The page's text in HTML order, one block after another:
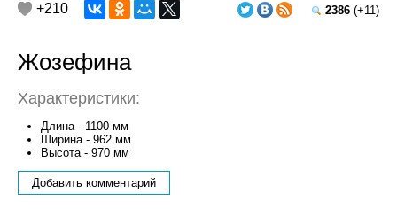
2386 (+11)
+210
Жозефина
Характеристики:
Длина - 1100 мм
Ширина - 962 мм
Высота - 970 мм
Добавить комментарий